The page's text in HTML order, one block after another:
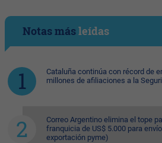
Notas másleídas
Cataluña continúa con récord de
millones de afiliaciones a la
Correo Argentino elimina el tope
franquicia de US$ 5.000 para
exportación pyme)